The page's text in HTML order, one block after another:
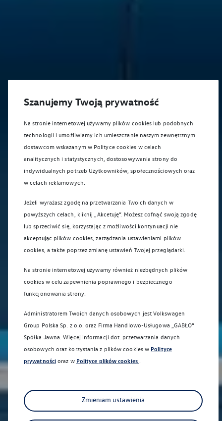
Sprawdź, co potrafi Twój wymarzony Volkswagen!
Szanujemy Twoją prywatność
Na stronie internetowej używamy plików cookies lub podobnych
technologii i umożliwiamy ich umieszczanie naszym zewnętrznym
dostawcom wskazanym w Polityce cookies w celach
analitycznych i statystycznych, dostosowywania strony do
indywidualnych potrzeb Użytkowników, społecznościowych oraz
w celach reklamowych.
Jeżeli wyrażasz zgodę na przetwarzania Twoich danych w
powyższych celach, kliknij „Akcetuję”. Możesz cofnąć swoją zgodę
lub sprzeciwić się, korzystając z możliwości kontynuacji nie
akceptując plików cookies, zarządzania ustawieniami plików
cookies, a także poprzez zmianę ustawień Twojej przeglądarki.
Na stronie internetowej używamy również niezbędnych plików
cookies w celu zapewnienia poprawnego i bezpiecznego
funkcjonowania strony.
Administratorem Twoich danych osobowych jest Volkswagen
Group Polska Sp. z o.o. oraz Firma Handlowo-Usługowa „GABŁO”
Spółka Jawna . Więcej informacji dot. przetwarzania danych
osobowych oraz korzystania z plików cookies w Polityce
prywatności oraz w Polityce plików cookies
Zmieniam ustawienia